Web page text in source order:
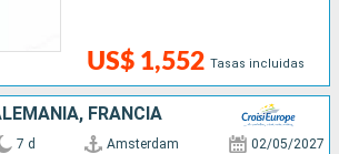
US$ 1,552 Tasas incluidas
FRANCIA
7 d Amsterdam 02/05/2027